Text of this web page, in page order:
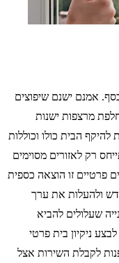
אמנם ישנם שיפוצים
מרצפות ישנות
הבית כולו וכוללות
רק לאזורים מסוימים
פרטיים זו הוצאה כספית
ולהעלות את ערך
שעלולים להביא
ניקיון בית פרטי
לקבלת השירות אצל